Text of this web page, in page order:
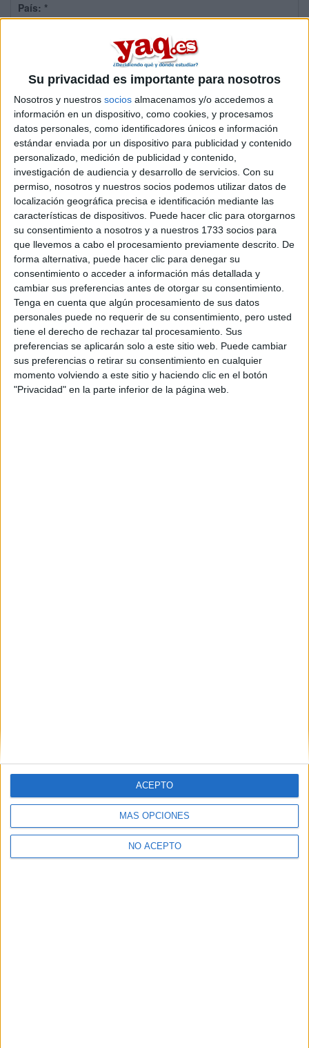
Su privacidad es importante para nosotros
Nosotros y nuestros socios almacenamos y/o accedemos a
información en un dispositivo, como cookies, y procesamos
datos personales, como identificadores únicos e información
estándar enviada por un dispositivo para publicidad y contenido
personalizado, medición de publicidad y contenido,
investigación de audiencia y desarrollo de servicios. Con su
permiso, nosotros y nuestros socios podemos utilizar datos de
localización geográfica precisa e identificación mediante las
características de dispositivos. Puede hacer clic para otorgarnos
su consentimiento a nosotros y a nuestros 1733 socios para
que llevemos a cabo el procesamiento previamente descrito. De
forma alternativa, puede hacer clic para denegar su
consentimiento o acceder a información más detallada y
cambiar sus preferencias antes de otorgar su consentimiento.
Tenga en cuenta que algún procesamiento de sus datos
personales puede no requerir de su consentimiento, pero usted
tiene el derecho de rechazar tal procesamiento. Sus
preferencias se aplicarán solo a este sitio web. Puede cambiar
sus preferencias o retirar su consentimiento en cualquier
momento volviendo a este sitio y haciendo clic en el botón
"Privacidad" en la parte inferior de la página web.
MÁS OPCIONES
NO ACEPTO
ACEPTO
País: *
Sobre ti
Soy:*
Chico
Chica
¿En qué año terminas (o terminaste) bachillerato o FP?
Soy estudiante de:*
Términos y Condiciones de Uso
Aceptolos Términos y Condicionesde uso*
Y como regalo de agradecimiento, por registrarte te daremos
gratis una copia de nuestro ebook con 100 consejos para tu
primer año de universidad